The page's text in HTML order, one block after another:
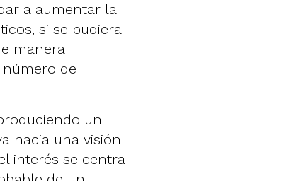
a aumentar la
si se pudiera
manera
de
un
hacia una visión
interés se centra